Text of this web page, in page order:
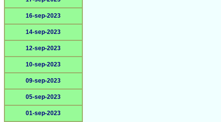
16-sep-2023
14-sep-2023
12-sep-2023
10-sep-2023
09-sep-2023
05-sep-2023
01-sep-2023